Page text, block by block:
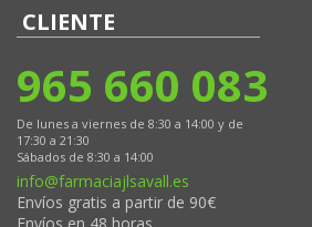
CLIENTE
965 660 083
De lunes a viernes de 8:30 a 14:00 y de
17:30 a 21:30
Sábados de 8:30 a 14:00
info@farmaciajlsavall.es
Envíos gratis a partir de 90€